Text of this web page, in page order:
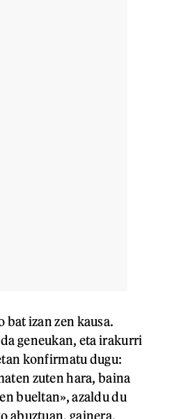
bat izan zen kausa.
geneukan, eta irakurri
konfirmatu dugu:
zuten hara, baina
bueltan», azaldu du
abuztuan, gainera,